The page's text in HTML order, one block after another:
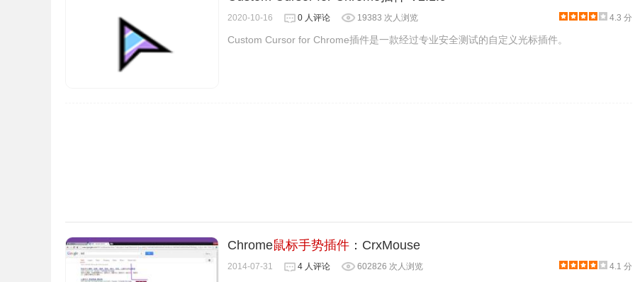
在更高版本的Chrome中，可能会修复此问题。 但不清楚
Pig Toolbox (Super Gestures)扩展需要访问我电脑上的所有数据？
这是因为此扩展使用NPAPI插件来支持“超级手势，轮子手势，摇杆手势，设置壁纸，Chrome快捷键模拟器，Web
2020-10-16 0 人评论 19383 次人浏览 4.3 分
Custom Cursor for Chrome插件是一款经过专业安全测试的自定义光标插件。
Chrome鼠标手势插件 ：CrxMouse
2014-07-31 4 人评论 602826 次人浏览 4.1 分